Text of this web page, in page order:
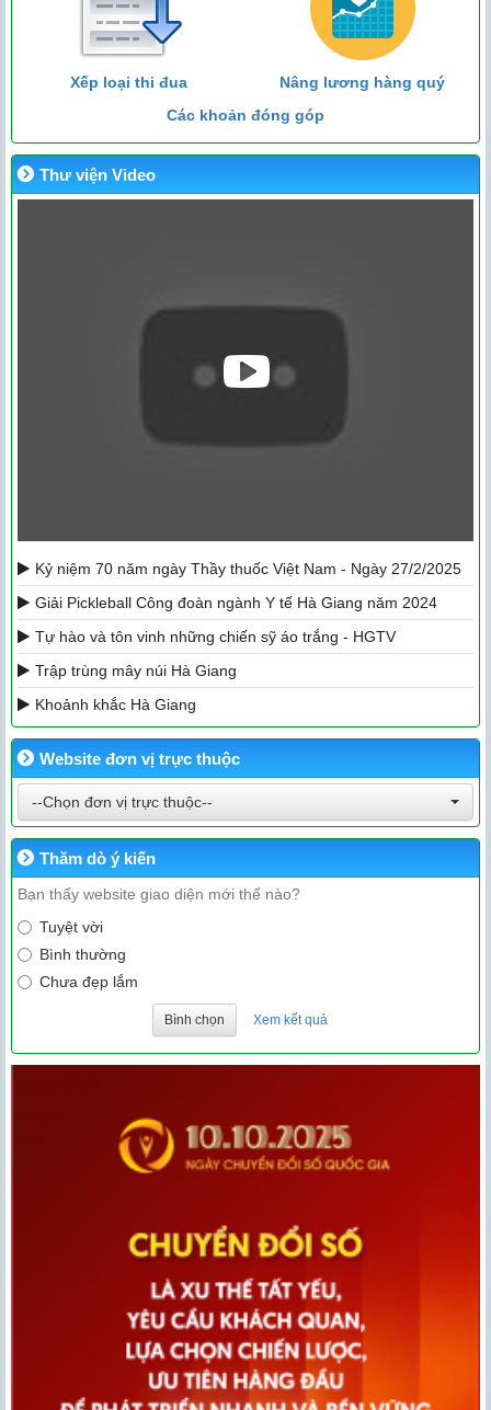
Xếp loại thi đua
Nâng lương hàng quý
Các khoản đóng góp
Thư viện Video
Kỷ niệm 70 năm ngày Thầy thuốc Việt Nam - Ngày 27/2/2025
Giải Pickleball Công đoàn ngành Y tế Hà Giang năm 2024
Tự hào và tôn vinh những chiến sỹ áo trắng - HGTV
Trập trùng mây núi Hà Giang
Khoảnh khắc Hà Giang
Website đơn vị trực thuộc
--Chọn đơn vị trực thuộc--
Thăm dò ý kiến
Bạn thấy website giao diện mới thế nào?
Tuyệt vời
Bình thường
Chưa đẹp lắm
Bình chọn Xem kết quả